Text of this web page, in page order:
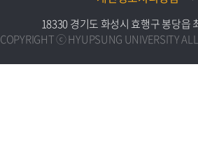
18330 경기도 화성시 효행구 봉당읍
COPYRIGHT ⓒ HYUPSUNG UNIVERSITY